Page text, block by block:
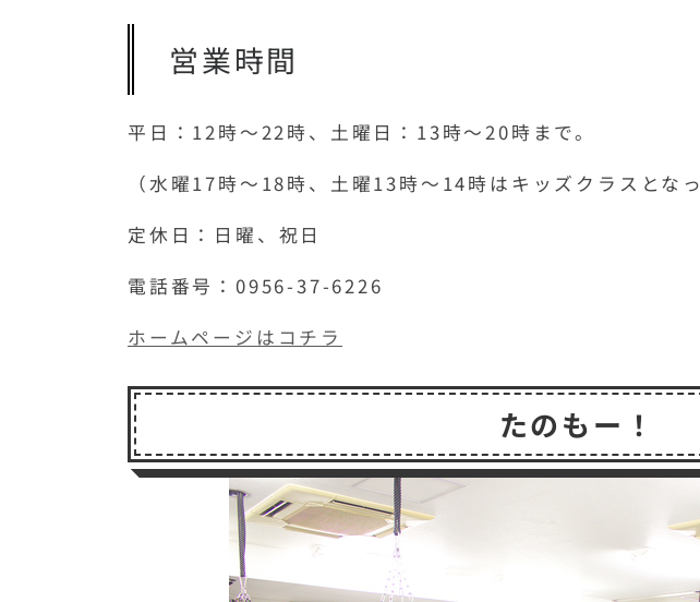
営業時間
平日：12時〜22時、土曜日：13時〜20時まで。
（水曜17時〜18時、土曜13時〜14時はキッズクラスとな
定休日：日曜、祝日
電話番号：0956-37-6226
ホームページはコチラ
たのもー！